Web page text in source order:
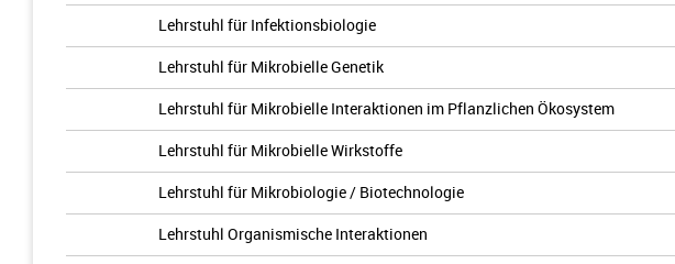
Lehrstuhl für Infektionsbiologie
Lehrstuhl für Mikrobielle Genetik
Lehrstuhl für Mikrobielle Interaktionen im Pflanzlichen Ökosystem
Lehrstuhl für Mikrobielle Wirkstoffe
Lehrstuhl für Mikrobiologie / Biotechnologie
Lehrstuhl Organismische Interaktionen